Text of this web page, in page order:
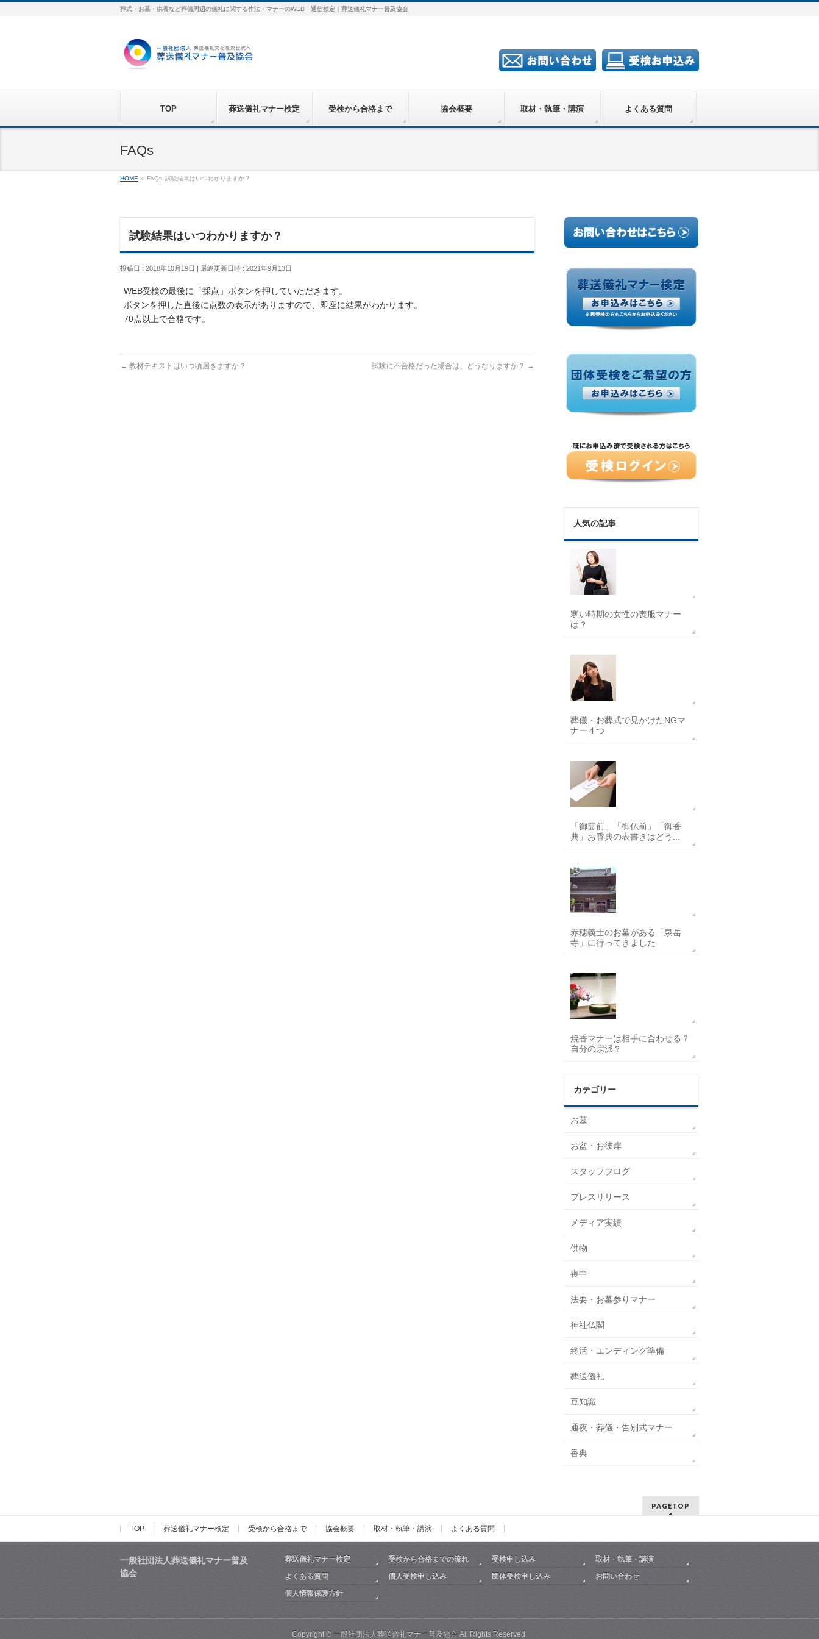
葬式・お墓・供養など葬儀周辺の儀礼に関する作法・マナーのWEB・通信検定｜葬送儀礼マナー普及協会
TOP 葬送儀礼マナー検定 受検から合格まで 協会概要 取材・執筆・講演 よくある質問
FAQs
HOME » FAQs 試験結果はいつわかりますか？
試験結果はいつわかりますか？
投稿日 : 2018年10月19日 最終更新日時 : 2021年9月13日
WEB受検の最後に「採点」ボタンを押していただきます。
ボタンを押した直後に点数の表示がありますので、即座に結果がわかります。
70点以上で合格です。
← 教材テキストはいつ頃届きますか？ 試験に不合格だった場合は、どうなりますか？ →
人気の記事
寒い時期の女性の喪服マナー
は？
葬儀・お葬式で見かけたNGマ
ナー４つ
「御霊前」「御仏前」「御香
典」お香典の表書きはどう...
赤穂義士のお墓がある「泉岳
寺」に行ってきました
焼香マナーは相手に合わせる？
自分の宗派？
カテゴリー
お墓
お盆・お彼岸
スタッフブログ
プレスリリース
メディア実績
供物
喪中
法要・お墓参りマナー
神社仏閣
終活・エンディング準備
葬送儀礼
豆知識
通夜・葬儀・告別式マナー
香典
PAGETOP
TOP 葬送儀礼マナー検定 受検から合格まで 協会概要 取材・執筆・講演 よくある質問
一般社団法人葬送儀礼マナー普及
協会
葬送儀礼マナー検定 受検から合格までの流れ 受検申し込み
取材・執筆・講演
よくある質問
個人受検申し込み 団体受検申し込み
お問い合わせ
個人情報保護方針
Copyright © 一般社団法人葬送儀礼マナー普及協会 All Rights Reserved.